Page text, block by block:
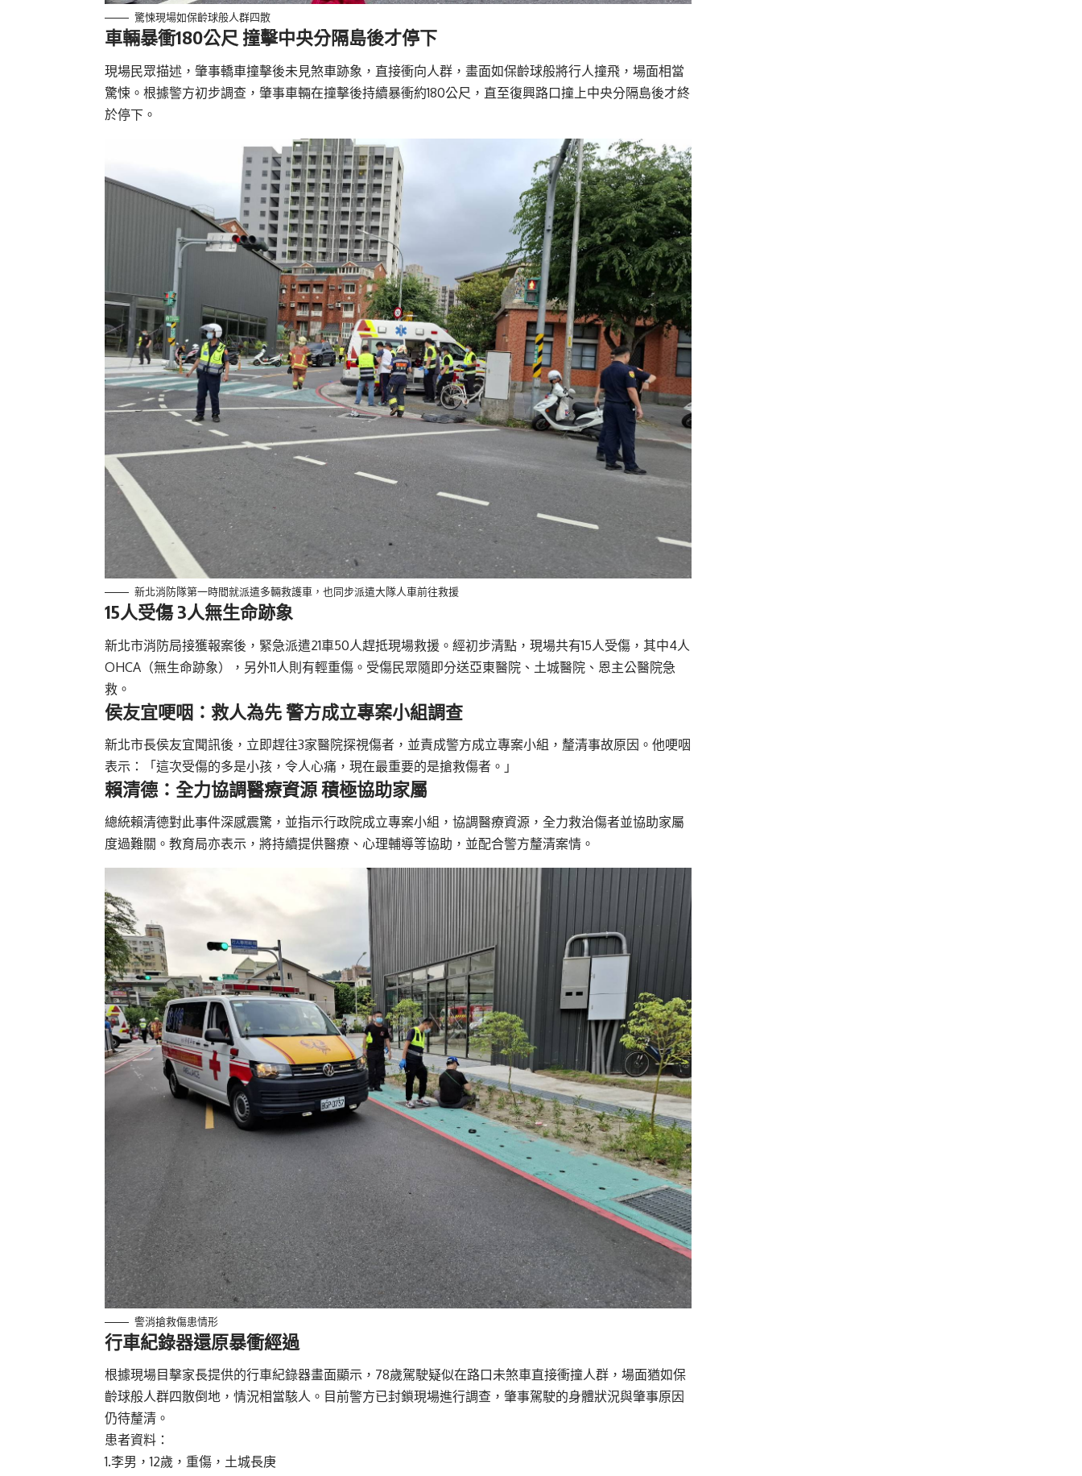
驚悚現場如保齡球般人群四散
車輛暴衝180公尺 撞擊中央分隔島後才停下
現場民眾描述，肇事轎車撞擊後未見煞車跡象，直接衝向人群，畫面如保齡球般將行人撞飛，場面相當
驚悚。根據警方初步調查，肇事車輛在撞擊後持續暴衝約180公尺，直至復興路口撞上中央分隔島後才終
於停下。
新北消防隊第一時間就派遣多輛救護車，也同步派遣大隊人車前往救援
15人受傷 3人無生命跡象
新北市消防局接獲報案後，緊急派遣21車50人趕抵現場救援。經初步清點，現場共有15人受傷，其中4人
OHCA（無生命跡象），另外11人則有輕重傷。受傷民眾隨即分送亞東醫院、土城醫院、恩主公醫院急
救。
侯友宜哽咽：救人為先 警方成立專案小組調查
新北市長侯友宜聞訊後，立即趕往3家醫院探視傷者，並責成警方成立專案小組，釐清事故原因。他哽咽
表示：「這次受傷的多是小孩，令人心痛，現在最重要的是搶救傷者。」
賴清德：全力協調醫療資源 積極協助家屬
總統賴清德對此事件深感震驚，並指示行政院成立專案小組，協調醫療資源，全力救治傷者並協助家屬
度過難關。教育局亦表示，將持續提供醫療、心理輔導等協助，並配合警方釐清案情。
警消搶救傷患情形
行車紀錄器還原暴衝經過
根據現場目擊家長提供的行車紀錄器畫面顯示，78歲駕駛疑似在路口未煞車直接衝撞人群，場面猶如保
齡球般人群四散倒地，情況相當駭人。目前警方已封鎖現場進行調查，肇事駕駛的身體狀況與肇事原因
仍待釐清。
患者資料：
1.李男，12歲，重傷，土城長庚